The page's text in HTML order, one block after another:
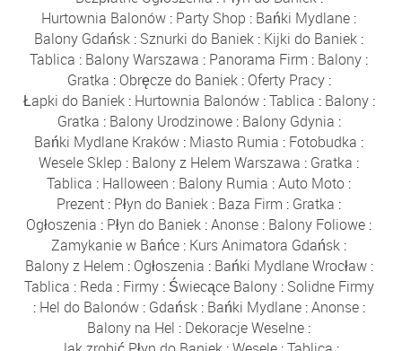
Hurtownia Balonów : Party Shop : Bańki Mydlane :
Balony Gdańsk : Sznurki do Baniek : Kijki do Baniek :
Tablica : Balony Warszawa : Panorama Firm : Balony :
Gratka : Obręcze do Baniek: Oferty Pracy:
Łapki do Baniek: Hurtownia Balonów:Tablica : Balony:
Gratka : Balony Urodzinowe: Balony Gdynia :
Bańki Mydlane Kraków : Miasto Rumia : Fotobudka :
Wesele Sklep : Balony z Helem Warszawa : Gratka :
Tablica : Halloween : Balony Rumia :Auto Moto :
Prezent : Płyn do Baniek : Baza Firm : Gratka :
Ogłoszenia : Płyn do Baniek :Anonse : Balony Foliowe :
Zamykanie w Bańce : Kurs Animatora Gdańsk :
Balony z Helem : Ogłoszenia : Bańki Mydlane Wrocław:
Tablica : Reda : Firmy: Świecące Balony: Solidne Firmy
: Hel do Balonów: Gdańsk: Bańki Mydlane:Anonse:
Balony na Hel : Dekoracje Weselne :